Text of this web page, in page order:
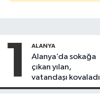
1 ALANYA
Alanya’da sokağa
çıkan yılan,
vatandaşı kovaladı